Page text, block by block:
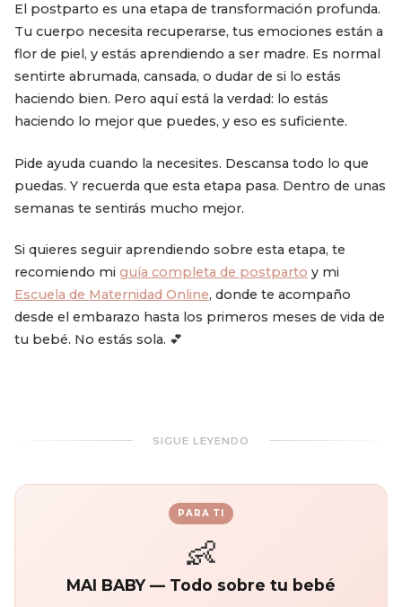
El postparto es una etapa de transformación profunda.
Tu cuerpo necesita recuperarse, tus emociones están a
flor de piel, y estás aprendiendo a ser madre. Es normal
sentirte abrumada, cansada, o dudar de si lo estás
haciendo bien. Pero aquí está la verdad: lo estás
haciendo lo mejor que puedes, y eso es suficiente.
Pide ayuda cuando la necesites. Descansa todo lo que
puedas. Y recuerda que esta etapa pasa. Dentro de unas
semanas te sentirás mucho mejor.
Si quieres seguir aprendiendo sobre esta etapa, te
recomiendo mi guía completa de postparto y mi
Escuela de Maternidad Online, donde te acompaño
desde el embarazo hasta los primeros meses de vida de
tu bebé. No estás sola. 💕
SIGUE LEYENDO
PARA TI
👶
MAI BABY — Todo sobre tu bebé